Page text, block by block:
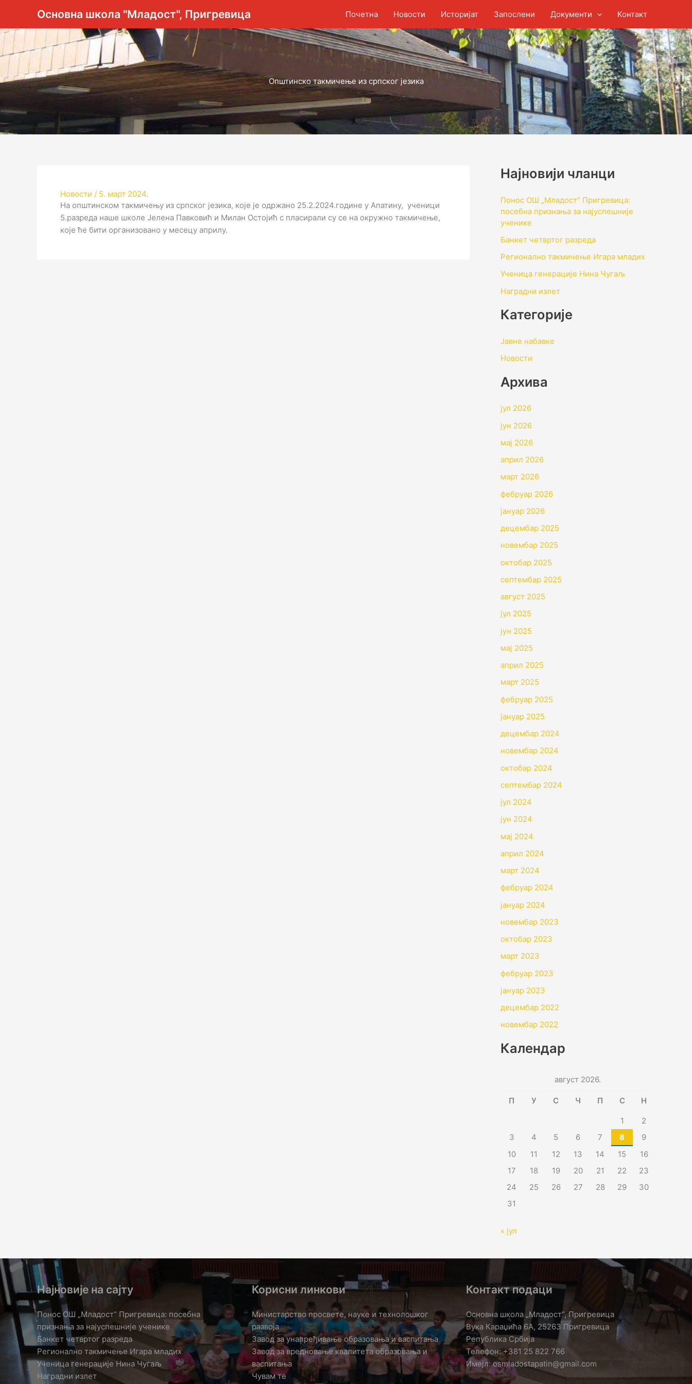
садржај
Основна школа "Младост", Пригревица Почетна Новости Историјат Запослени Документи Контакт
Општинско такмичење из српског језика
Новости / 5. март 2024.
На општинском такмичењу из српског језика, које је одржано 25.2.2024.године у Апатину, ученици
5.разреда наше школе Јелена Павковић и Милан Остојић с пласирали су се на окружно такмичење,
које ће бити организовано у месецу априлу.
Најновији чланци
Понос ОШ „Младост“ Пригревица:
посебна признања за најуспешније
ученике
Банкет четвртог разреда
Регионално такмичењe Игара младих
Ученица генерације Нина Чугаљ
Наградни излет
Категорије
Јавне набавке
Новости
Архивa
јул 2026
јун 2026
мај 2026
април 2026
март 2026
фебруар 2026
јануар 2026
децембар 2025
новембар 2025
октобар 2025
септембар 2025
август 2025
јул 2025
јун 2025
мај 2025
април 2025
март 2025
фебруар 2025
јануар 2025
децембар 2024
новембар 2024
октобар 2024
септембар 2024
јул 2024
јун 2024
мај 2024
април 2024
март 2024
фебруар 2024
јануар 2024
новембар 2023
октобар 2023
март 2023
фебруар 2023
јануар 2023
децембар 2022
новембар 2022
Календар
август 2026.
П У С Ч П С Н
1
2
3
4 5 6 7 8
9
10
11 12 13 14 15
16
17
18 19 20 21 22
23
24
25 26 27 28 29
30
31
« јул
Најновије на сајту
Понос ОШ „Младост“ Пригревица: посебна
признања за најуспешније ученике
Банкет четвртог разреда
Регионално такмичењe Игара младих
Ученица генерације Нина Чугаљ
Наградни излет
Корисни линкови
Министарство просвете, науке и технолошког
развоја
Завод за унапређивање образовања и васпитања
Завод за вредновање квалитета образовања и
васпитања
Чувам те
Контакт подаци
Основна школа „Младост“, Пригревица
Вука Караџића 6А, 25263 Пригревица
Република Србија
Телефон: +381 25 822 766
Имејл: osmladostapatin@gmail.com